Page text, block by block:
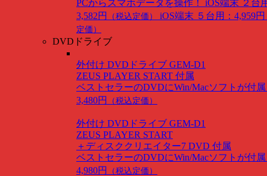
PCからスマホデータを操作！ iOS端末 ２台
3,582円
（税込定価） iOS端末 ５台用：4,959円
定価）
DVDドライブ
外付け DVDドライブ GEM-D1
ZEUS PLAYER START 付属
ベストセラーのDVDにWin/Macソフトが付
3,480円
（税込定価）
外付け DVDドライブ GEM-D1
ZEUS PLAYER START
＋ディスククリエイター7 DVD 付属
ベストセラーのDVDにWin/Macソフトが付
4,980円
（税込定価）